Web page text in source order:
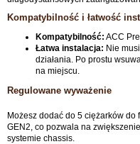
Kompatybilność i łatwość
Kompatybilność: ACC
Łatwa instalacja: Nie
działania. Po prostu
na miejscu.
Regulowane wyważenie
Możesz dodać do 5 ciężarków
GEN2, co pozwala na
systemie chassis.